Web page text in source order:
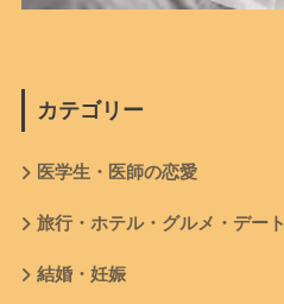
カテゴリー
医学生・医師の恋愛
旅行・ホテル・グルメ・デート
結婚・妊娠